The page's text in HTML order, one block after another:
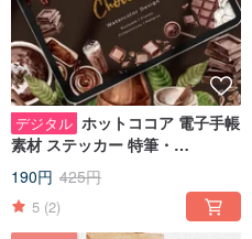
デジタル ホットココア 電子手帳
素材 ステッカー 特筆・
goodnotes IPADノート手帳
190円 425円
5 (2)